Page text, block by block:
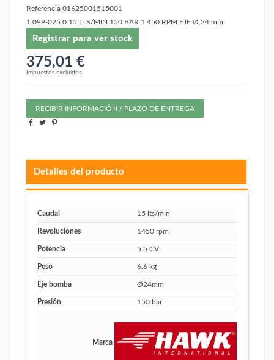
Referencia 01625001515001
1.099-025.0 15 LTS/MIN 150 BAR 1.450 RPM EJE Ø.24 mm
Registrar para ver stock
375,01 €
Impuestos excluidos
RECIBIR INFORMACIÓN / PLAZO DE ENTREGA
Detalles del producto
Caudal 15 lts/min
Revoluciones 1450 rpm
Potencia 5.5 CV
Peso 6.6 kg
Eje bomba Ø24mm
Presión 150 bar
Marca